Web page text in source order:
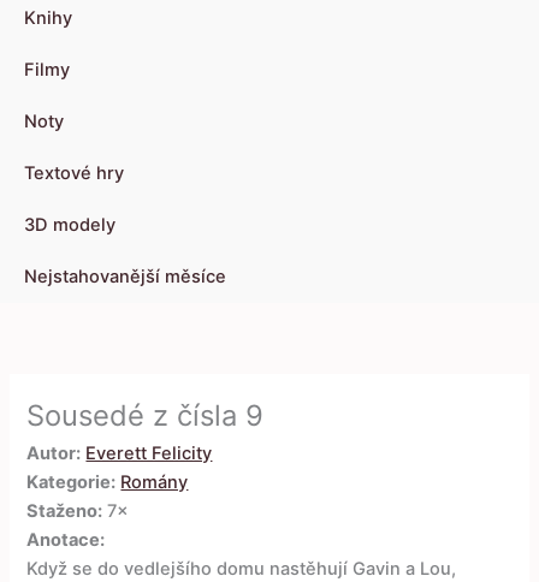
Knihy
Filmy
Noty
Textové hry
3D modely
Nejstahovanější měsíce
Sousedé z čísla 9
Autor: Everett Felicity
Kategorie: Romány
Staženo: 7×
Anotace:
Když se do vedlejšího domu nastěhují Gavin a Lou,